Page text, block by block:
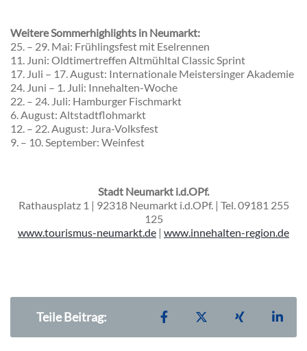
Weitere Sommerhighlights in Neumarkt:
25. – 29. Mai: Frühlingsfest mit Eselrennen
11. Juni: Oldtimertreffen Altmühltal Classic Sprint
17. Juli – 17. August: Internationale Meistersinger Akademie
24. Juni – 1. Juli: Innehalten-Woche
22. – 24. Juli: Hamburger Fischmarkt
6. August: Altstadtflohmarkt
12. – 22. August: Jura-Volksfest
9. – 10. September: Weinfest
Stadt Neumarkt i.d.OPf.
Rathausplatz 1 | 92318 Neumarkt i.d.OPf. | Tel. 09181 255
125
www.tourismus-neumarkt.de | www.innehalten-region.de
Teile Beitrag: Teilen auf Facebook
Teilen auf XTeilen auf